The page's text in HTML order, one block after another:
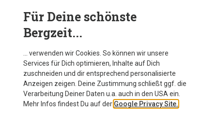
Du sparst 21%
Für Deine schönste
Bergzeit...
… verwenden wir Cookies. So können wir unsere
Services für Dich optimieren, Inhalte auf Dich
zuschneiden und dir entsprechend personalisierte
Anzeigen zeigen. Deine Zustimmung schließt ggf. die
Verarbeitung Deiner Daten u.a. auch in den USA ein.
Mehr Infos findest Du auf der Google Privacy Site.